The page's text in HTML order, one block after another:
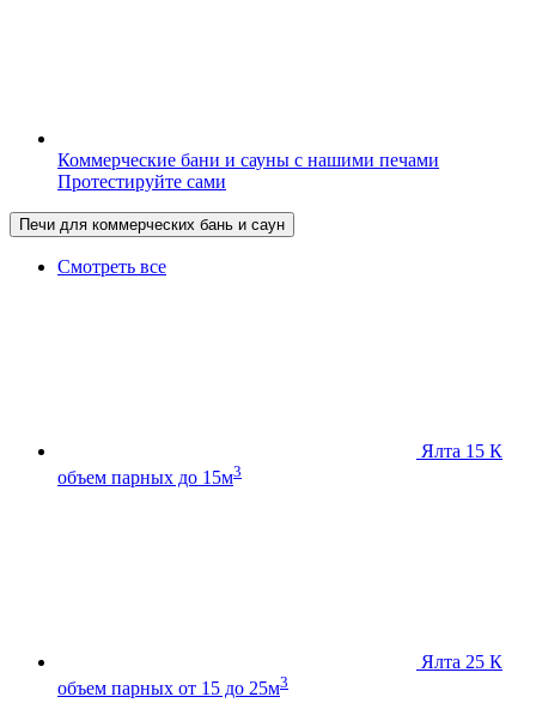
Коммерческие бани и сауны с нашими печами
Протестируйте сами
Печи для коммерческих бань и саун
Смотреть все
Ялта 15 К
объем парных до 15м3
Ялта 25 К
объем парных от 15 до 25м3